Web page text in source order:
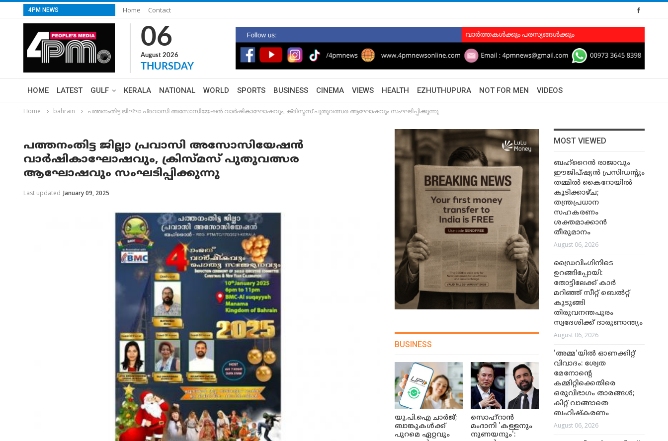
4PM NEWS Home Contact
06
August 2026
THURSDAY
HOME LATEST GULF KERALA NATIONAL WORLD SPORTS BUSINESS CINEMA VIEWS HEALTH EZHUTHUPURA NOT FOR MEN VIDEOS
Home bahrain പത്തനംതിട്ട ജില്ലാ പ്രവാസി അസോസിയേഷൻ വാർഷികാഘോഷവും, ക്രിസ്മസ് പുതുവത്സര ആഘോഷവും സംഘടിപ്പിക്കുന്നു
പത്തനംതിട്ട ജില്ലാ പ്രവാസി അസോസിയേഷൻ
വാർഷികാഘോഷവും, ക്രിസ്മസ് പുതുവത്സര
ആഘോഷവും സംഘടിപ്പിക്കുന്നു
Last updated January 09, 2025
BUSINESS
യു.പി.ഐ ചാർജ്;
ബാങ്കുകൾക്ക്
പുറമെ ഏറ്റവും
സൊഹ്റാൻ
മംദാനി 'കള്ളനും
നുണയനും':
MOST VIEWED
ബഹ്‌റൈൻ രാജാവും
ഈജിപ്ഷ്യൻ പ്രസിഡന്റും
തമ്മിൽ കൈറോയിൽ
കൂടിക്കാഴ്ച;
തന്ത്രപ്രധാന
സഹകരണം
ശക്തമാക്കാൻ
തീരുമാനം
August 06, 2026
ഡ്രൈവിംഗിനിടെ
ഉറങ്ങിപ്പോയി:
തോട്ടിലേക്ക് കാർ
മറിഞ്ഞ് സീറ്റ് ബെൽറ്റ്
കുടുങ്ങി
തിരുവനന്തപുരം
സ്വദേശിക്ക് ദാരുണാന്ത്യം
August 06, 2026
'അമ്മ'യിൽ ഓണക്കിറ്റ്
വിവാദം: ശ്വേത
മേനോന്റെ
കമ്മിറ്റിക്കെതിരെ
ഒരുവിഭാഗം താരങ്ങൾ;
കിറ്റ് വാങ്ങാതെ
ബഹിഷ്കരണം
August 06, 2026